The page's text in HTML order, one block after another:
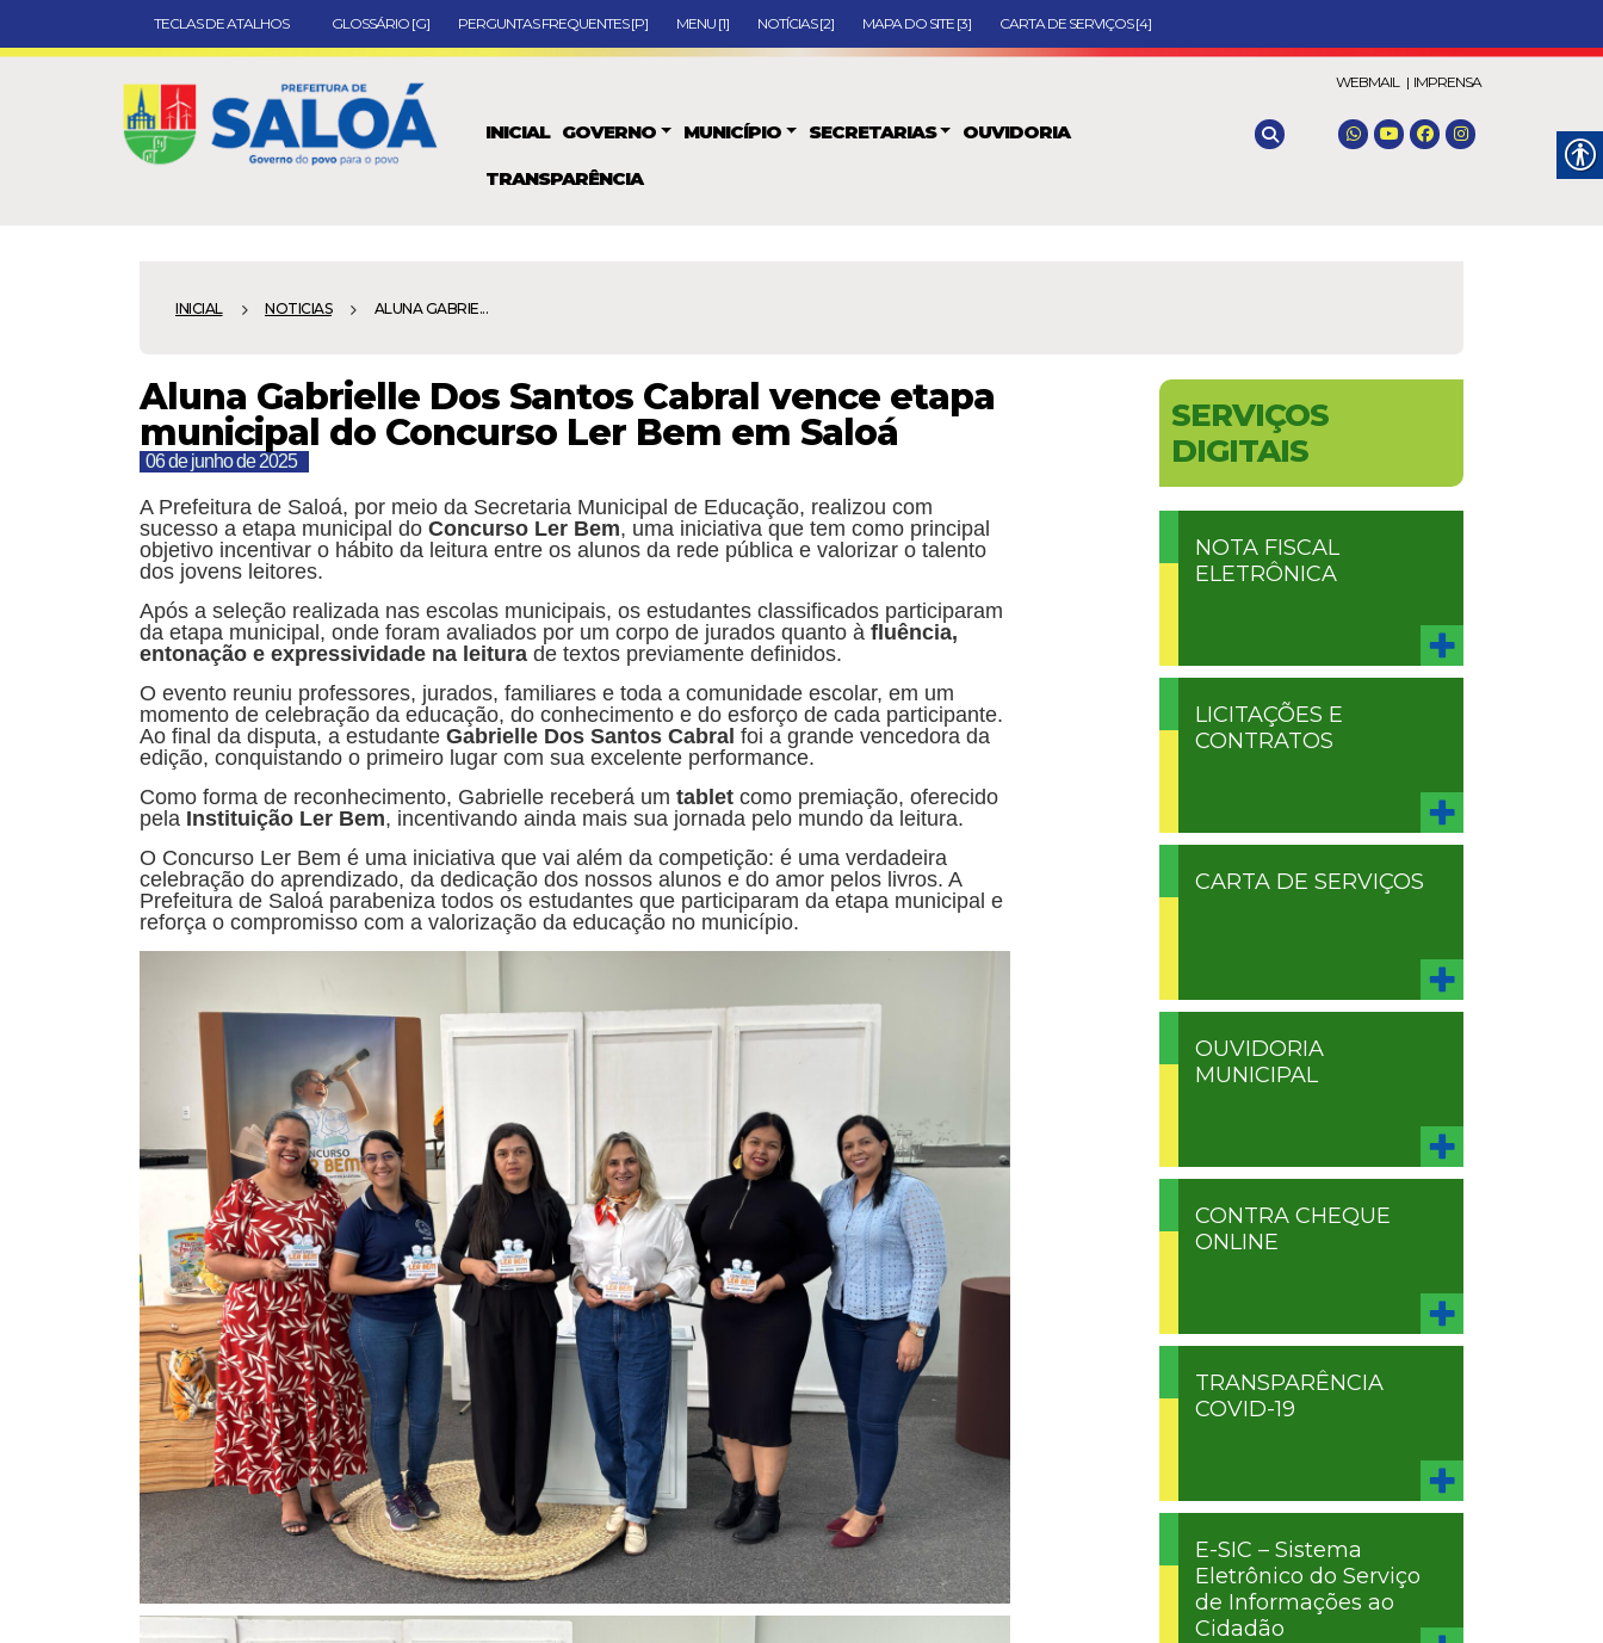
TECLAS DE ATALHOS GLOSSÁRIO [G] PERGUNTAS FREQUENTES [P] MENU [1] NOTÍCIAS [2] MAPA DO SITE [3] CARTA DE SERVIÇOS [4]
INICIAL GOVERNO MUNICÍPIO SECRETARIAS OUVIDORIA
TRANSPARÊNCIA
WEBMAIL | IMPRENSA
INICIAL NOTICIAS ALUNA GABRIE...
Aluna Gabrielle Dos Santos Cabral vence etapa
municipal do Concurso Ler Bem em Saloá
06 de junho de 2025
A Prefeitura de Saloá, por meio da Secretaria Municipal de Educação, realizou com
sucesso a etapa municipal do Concurso Ler Bem, uma iniciativa que tem como principal
objetivo incentivar o hábito da leitura entre os alunos da rede pública e valorizar o talento
dos jovens leitores.
Após a seleção realizada nas escolas municipais, os estudantes classificados participaram
da etapa municipal, onde foram avaliados por um corpo de jurados quanto à fluência,
entonação e expressividade na leitura de textos previamente definidos.
O evento reuniu professores, jurados, familiares e toda a comunidade escolar, em um
momento de celebração da educação, do conhecimento e do esforço de cada participante.
Ao final da disputa, a estudante Gabrielle Dos Santos Cabral foi a grande vencedora da
edição, conquistando o primeiro lugar com sua excelente performance.
Como forma de reconhecimento, Gabrielle receberá um tablet como premiação, oferecido
pela Instituição Ler Bem, incentivando ainda mais sua jornada pelo mundo da leitura.
O Concurso Ler Bem é uma iniciativa que vai além da competição: é uma verdadeira
celebração do aprendizado, da dedicação dos nossos alunos e do amor pelos livros. A
Prefeitura de Saloá parabeniza todos os estudantes que participaram da etapa municipal e
reforça o compromisso com a valorização da educação no município.
SERVIÇOS
DIGITAIS
NOTA FISCAL
ELETRÔNICA
LICITAÇÕES E
CONTRATOS
CARTA DE SERVIÇOS
OUVIDORIA
MUNICIPAL
CONTRA CHEQUE
ONLINE
TRANSPARÊNCIA
COVID-19
E-SIC – Sistema
Eletrônico do Serviço
de Informações ao
Cidadão